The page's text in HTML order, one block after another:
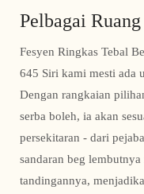
Pelbagai Ruang
Fesyen Ringkas Tebal
645 Siri kami mesti ada
Dengan rangkaian
serba boleh, ia akan
persekitaran - dari
sandaran beg
tandingannya,